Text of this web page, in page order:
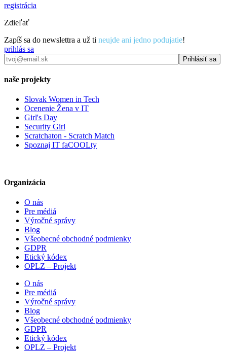
registrácia
Zdieľať
Zapíš sa do newslettra a už ti neujde ani jedno podujatie!
prihlás sa
naše projekty
Slovak Women in Tech
Ocenenie Žena v IT
Girl's Day
Security Girl
Scratchaton - Scratch Match
Spoznaj IT faCOOLty
Organizácia
O nás
Pre médiá
Výročné správy
Blog
Všeobecné obchodné podmienky
GDPR
Etický kódex
OPLZ – Projekt
O nás
Pre médiá
Výročné správy
Blog
Všeobecné obchodné podmienky
GDPR
Etický kódex
OPLZ – Projekt